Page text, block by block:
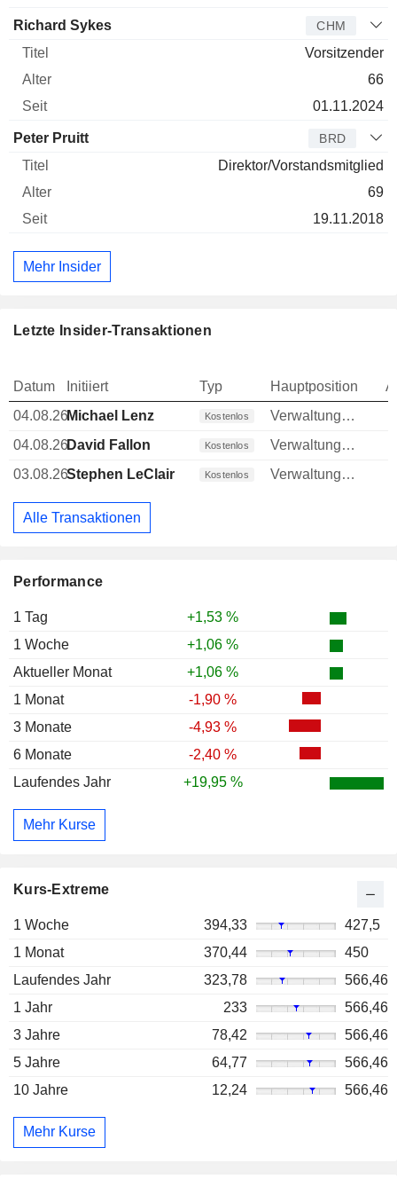
Performance
1 Tag
+1,53 %
1 Woche
+1,06 %
Aktueller Monat
+1,06 %
1 Monat
-1,90 %
3 Monate
-4,93 %
6 Monate
-2,40 %
Laufendes Jahr
+19,95 %
Mehr Kurse
Kurs-Extreme
1 Woche 394,33
427,5
1 Monat
370,44
450
Laufendes Jahr
323,78
566,46
1 Jahr
233
566,46
3 Jahre
78,42
566,46
5 Jahre
64,77
566,46
10 Jahre
12,24 566,46
Mehr Kurse
Richard Sykes CHM
Vorsitzender
66
01.11.2024
Peter Pruitt BRD
Direktor/Vorstandsmitglied
69
19.11.2018
Mehr Insider
Letzte Insider-Transaktionen
Datum Initiiert Typ Hauptposition
04.08.26Michael Lenz Kostenlos
Verwaltungsratsmitglied
04.08.26David Fallon Kostenlos
Verwaltungsratsmitglied
03.08.26Stephen LeClair Kostenlos Verwaltungsratsmitglied
Alle Transaktionen